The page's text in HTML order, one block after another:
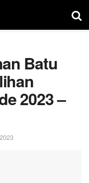
Batu
2023 –